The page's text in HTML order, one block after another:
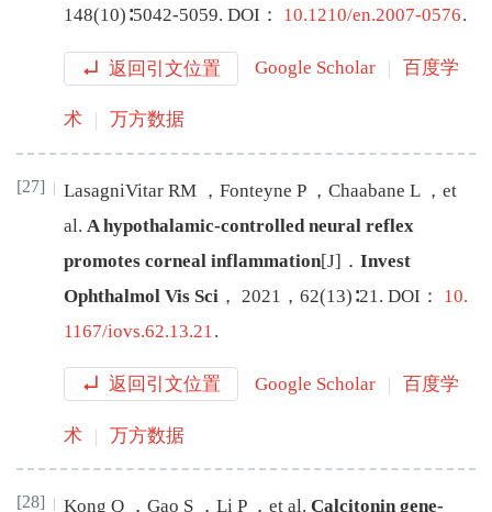
148(10)∶5042-5059. DOI： 10.1210/en.2007-0576.
返回引文位置 Google Scholar 百度学
术 万方数据
[27] LasagniVitar RM ， Fonteyne P ， Chaabane L ， et
al. A hypothalamic-controlled neural reflex
promotes corneal inflammation[J] ． Invest
Ophthalmol Vis Sci ， 2021 ， 62(13)∶21 . DOI： 10.
1167/iovs.62.13.21.
返回引文位置 Google Scholar 百度学
术 万方数据
[28] Kong Q ， Gao S ， Li P ， et al. Calcitonin gene-